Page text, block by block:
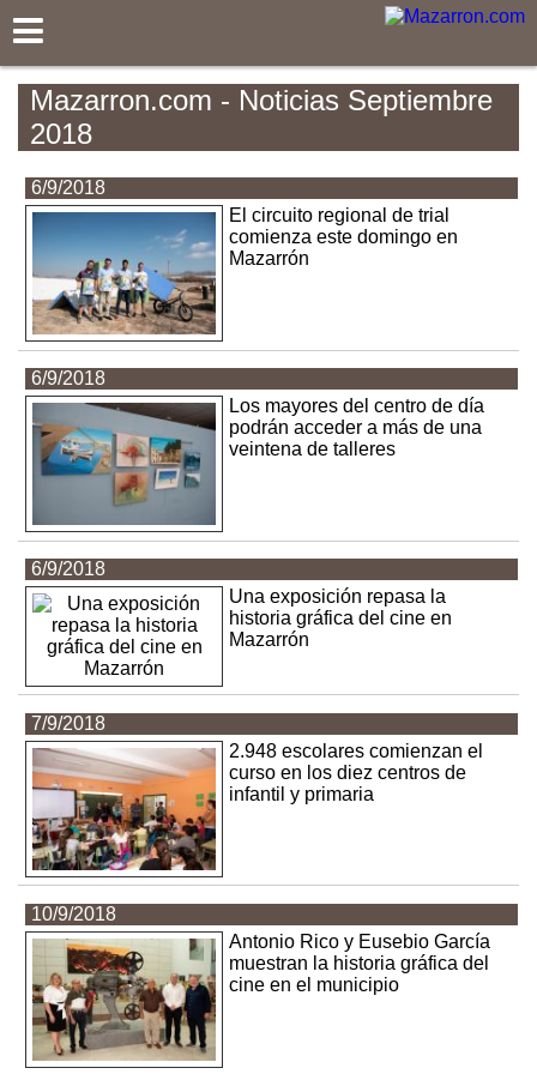
Mazarron.com - Noticias Septiembre
2018
6/9/2018
El circuito regional de trial
comienza este domingo en
Mazarrón
6/9/2018
Los mayores del centro de día
podrán acceder a más de una
veintena de talleres
6/9/2018
Una exposición repasa la
historia gráfica del cine en
Mazarrón
7/9/2018
2.948 escolares comienzan el
curso en los diez centros de
infantil y primaria
10/9/2018
Antonio Rico y Eusebio García
muestran la historia gráfica del
cine en el municipio